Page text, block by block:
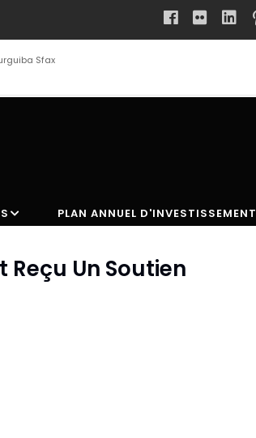
Sfax
PLAN ANNUEL D'INVESTISSEMENT
Reçu Un Soutien